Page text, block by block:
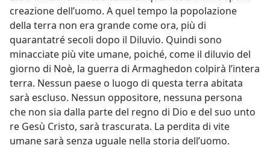
creazione dell’uomo. A quel tempo la popolazione
della terra non era grande come ora, più di
quarantatré secoli dopo il Diluvio. Quindi sono
minacciate più vite umane, poiché, come il diluvio del
giorno di Noè, la guerra di Armaghedon colpirà l’intera
terra. Nessun paese o luogo di questa terra abitata
sarà escluso. Nessun oppositore, nessuna persona
che non sia dalla parte del regno di Dio e del suo unto
re Gesù Cristo, sarà trascurata. La perdita di vite
umane sarà senza uguale nella storia dell’uomo.